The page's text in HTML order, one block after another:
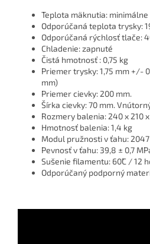
Teplota mäknutia: minimálne
Odporúčaná teplota trysky:
Odporúčaná rýchlosť tlače:
Chladenie: zapnuté
Čistá hmotnosť : 0,75 kg
Priemer trysky: 1,75 mm +/-
mm)
Priemer cievky: 200 mm.
Šírka cievky: 70 mm.
Rozmery balenia: 240 x 210
Hmotnosť balenia: 1,4 kg
Modul pružnosti v ťahu: 2047
Pevnosť v ťahu: 39,8 ± 0,7
Sušenie filamentu: 60˚C / 12
Odporúčaný podporný